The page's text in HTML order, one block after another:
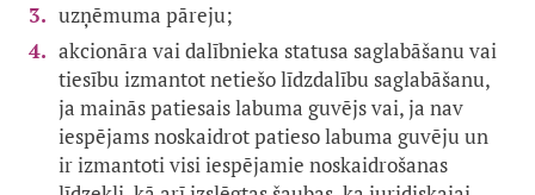
uzņēmuma pāreju;
akcionāra vai dalībnieka statusa saglabāšanu vai
tiesību izmantot netiešo līdzdalību saglabāšanu,
ja mainās patiesais labuma guvējs vai, ja nav
iespējams noskaidrot patieso labuma guvēju un
ir izmantoti visi iespējamie noskaidrošanas